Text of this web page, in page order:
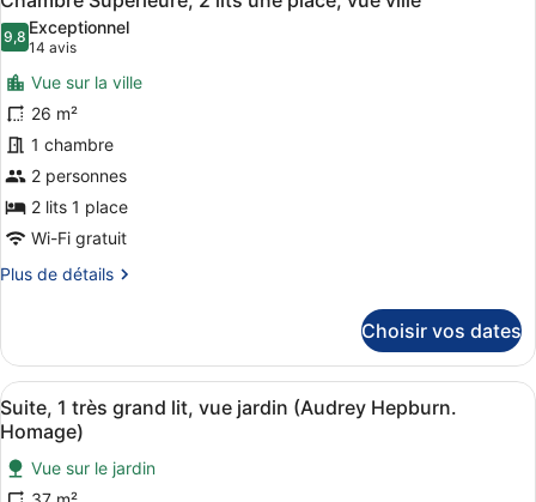
ville
chambre
Chambre
Supérieure,
très
grand
lit,
vue
ville
toutes
les
photos
pour
ce
type
de
chambre :
Chambre
Supérieure,
2
une
place,
vue
ville
9,89,8 sur 10
Exceptionnel
14 avis
(14 avis)
Vue sur la ville
26 m²
1 chambre
2 personnes
2 lits 1 place
Wi-Fi gratuit
Plus de détails
Plus
le
type
de
chambre
Chambre
Supérieure,
Choisir vos dates
Afficher
toutes
les
photos
Une photographie encadrée
17
Suite, 1 très grand lit, vue jardin (Audrey Hepburn.
Homage)
Vue sur le jardin